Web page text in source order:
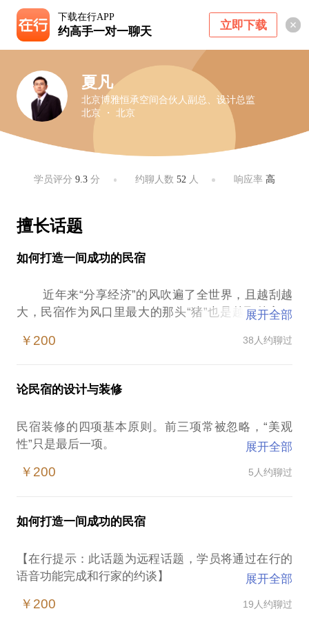
下载在行APP
约高手一对一聊天 立即下载
夏凡
北京博雅恒承空间合伙人副总、设计总监
北京 ・ 北京
学员评分9.3 分 约聊人数 52 人 响应率 高
擅长话题
如何打造一间成功的民宿
近年来“分享经济”的风吹遍了全世界，且越刮越
大，民宿作为风口里最大的那头“猪”也是越飞越高。
生意？到底怎样做才能开一家成功的民宿？在这里，
论，也不会对你煽风点火，让你激情四射、义无反
顾、毫无准备地踏进这个“围城”，我要告诉你的是：
怎样做才能跨过“坑”挣到“钱”？
作为一名这个领域成功的先行者，我将与你分享
这门生意的各个环节中最实用、最靠谱、最有效的操
从业者将大有裨益，大体分为三个方面：
哪种房子适合做民宿
签订房屋租赁合同中的问题
如何拉升软性服务的档次
展开全部
￥200 38人约聊过
论民宿的设计与装修
民宿装修的四项基本原则。前三项常被忽略，“美观
性”只是最后一项。
最撩人眼球，答案决不止一个。
复合型空间，那么你就要知道如何制定出最佳的平面
布局设计方案，合理的规划设计，既能满足你今后日
几千元的收入。
如何制造每套客房的亮点。茫茫“房海”，惊鸿一瞥，
如何让你的房间脱颖而出，叫人一见倾心，“选你么，
展开全部
￥200 5人约聊过
如何打造一间成功的民宿
【在行提示：此话题为远程话题，学员将通过在行的
语音功能完成和行家的约谈】
民宿作为风口里最大的那头“猪”也是越飞越高。开一
展开全部
￥200 19人约聊过